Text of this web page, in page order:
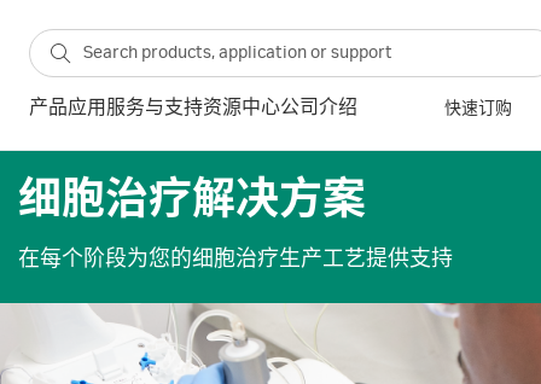
产品应用 服务与支持资源中心公司介绍 快速订购
细胞治疗解决方案
在每个阶段为您的细胞治疗生产工艺提供支持